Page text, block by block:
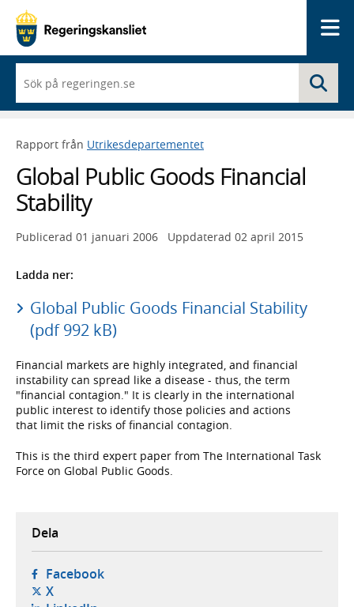
du
börjar
skriva
framträder
lista
med
sökförslag
Rapport från Utrikesdepartementet
Global Public Goods Financial
Stability
Publicerad 01 januari 2006 Uppdaterad 02 april 2015
Ladda ner:
Global Public Goods Financial Stability
(pdf 992 kB)
Financial markets are highly integrated, and financial
instability can spread like a disease - thus, the term
"financial contagion." It is clearly in the international
public interest to identify those policies and actions
that limit the risks of financial contagion.
This is the third expert paper from The International Task
Force on Global Public Goods.
Dela
Facebook- öppnas i ny flik, extern webbplats,
X- öppnas i ny flik, extern webbplats,